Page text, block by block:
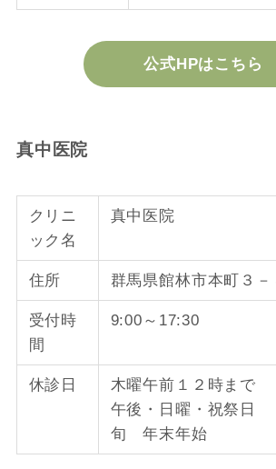
公式HPはこちら
真中医院
クリニ
ック名
真中医院
住所 群馬県館林市本町３－
受付時
間
9:00～17:30
休診日
木曜午前１２時まで
午後・日曜・祝祭
旬 年末年始